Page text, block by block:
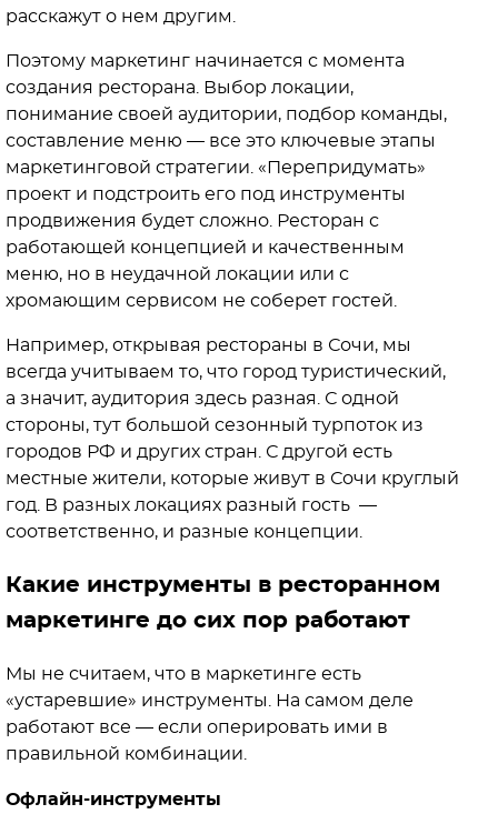
расскажут о нем другим.
Поэтому маркетинг начинается с момента
создания ресторана. Выбор локации,
понимание своей аудитории, подбор команды,
составление меню — все это ключевые этапы
маркетинговой стратегии. «Перепридумать»
проект и подстроить его под инструменты
продвижения будет сложно. Ресторан с
работающей концепцией и качественным
меню, но в неудачной локации или с
хромающим сервисом не соберет гостей.
Например, открывая рестораны в Сочи, мы
всегда учитываем то, что город туристический,
а значит, аудитория здесь разная. С одной
стороны, тут большой сезонный турпоток из
городов РФ и других стран. С другой есть
местные жители, которые живут в Сочи круглый
год. В разных локациях разный гость —
соответственно, и разные концепции.
Какие инструменты в ресторанном
маркетинге до сих пор работают
Мы не считаем, что в маркетинге есть
«устаревшие» инструменты. На самом деле
работают все — если оперировать ими в
правильной комбинации.
Офлайн-инструменты